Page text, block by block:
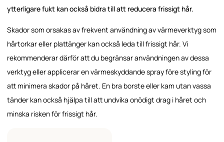
ytterligare fukt kan också bidra till att reducera frissigt hår.
Skador som orsakas av frekvent användning av värmeverktyg som
hårtorkar eller plattänger kan också leda till frissigt hår. Vi
rekommenderar därför att du begränsar användningen av dessa
verktyg eller applicerar en värmeskyddande spray före styling för
att minimera skador på håret. En bra borste eller kam utan vassa
tänder kan också hjälpa till att undvika onödigt drag i håret och
minska risken för frissigt hår.